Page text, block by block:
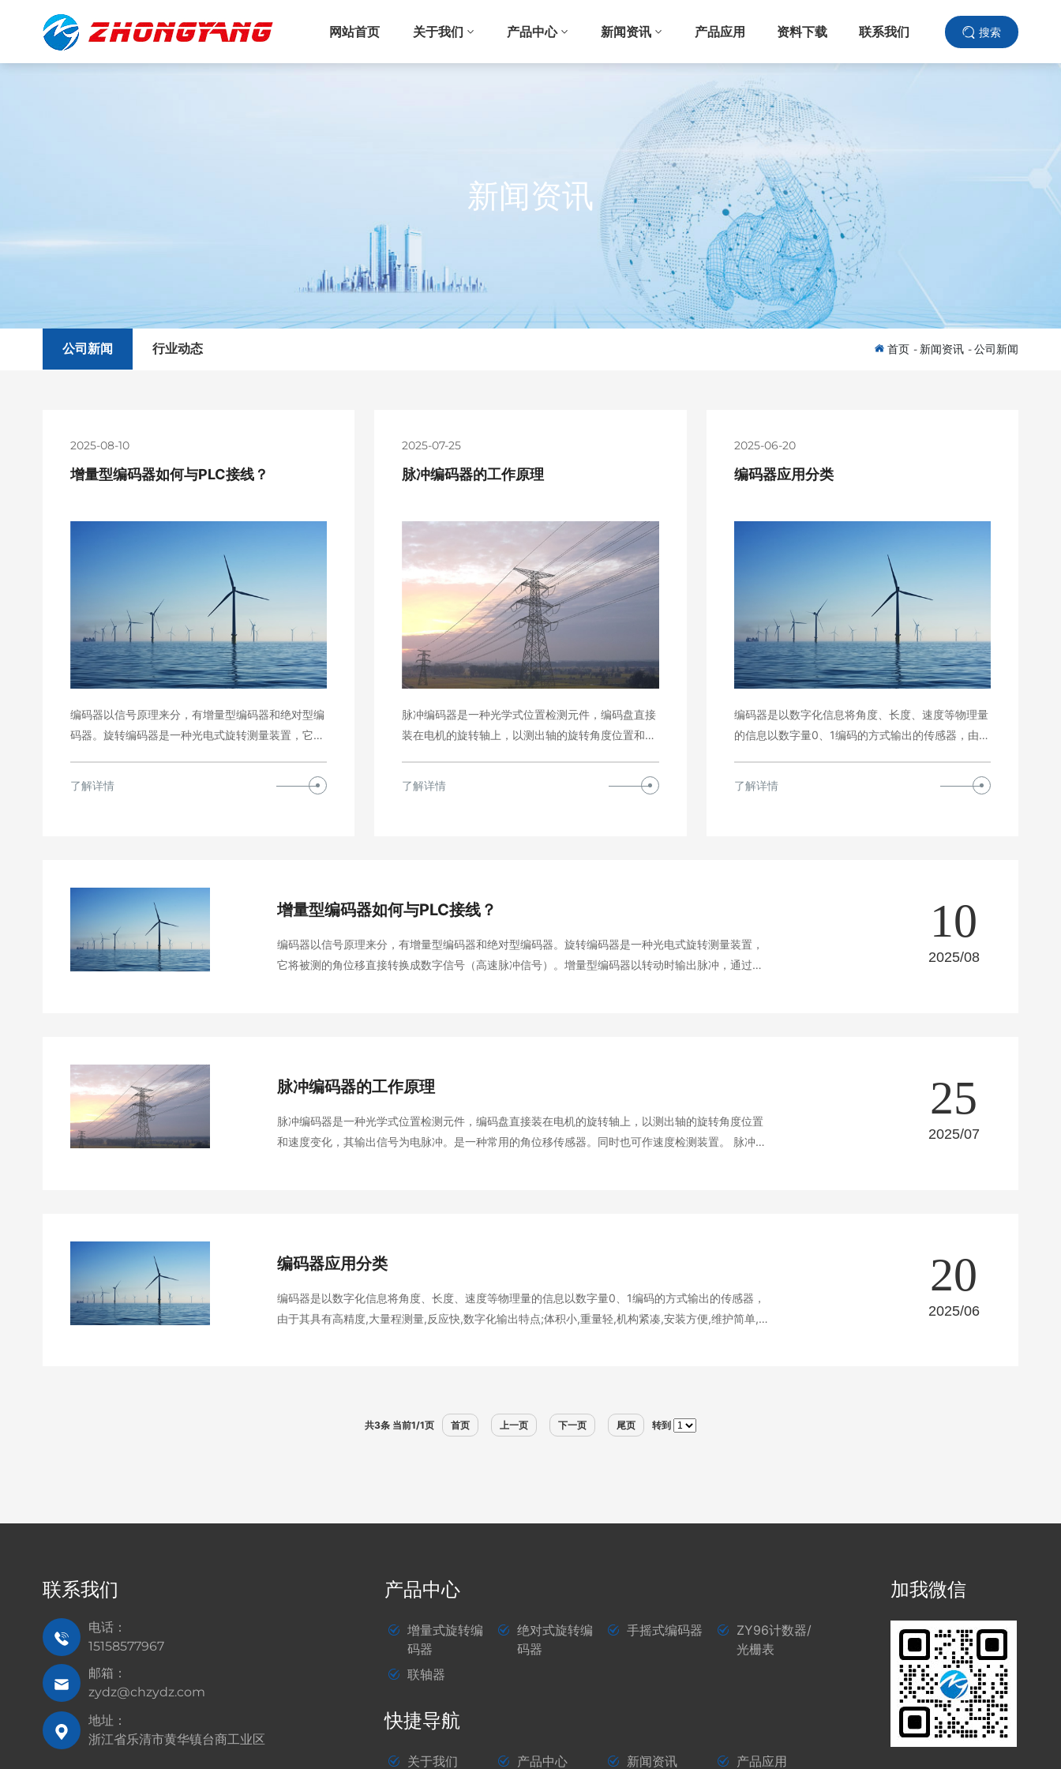
网站首页 关于我们 产品中心 新闻资讯 产品应用 资料下载 联系我们 搜索
新闻资讯
公司新闻 行业动态 首页 - 新闻资讯 - 公司新闻
2025-08-10
增量型编码器如何与PLC接线？
编码器以信号原理来分，有增量型编码器和绝对型编
码器。旋转编码器是一种光电式旋转测量装置，它将
了解详情
2025-07-25
脉冲编码器的工作原理
脉冲编码器是一种光学式位置检测元件，编码盘直接
装在电机的旋转轴上，以测出轴的旋转角度位置和速
了解详情
2025-06-20
编码器应用分类
编码器是以数字化信息将角度、长度、速度等物理量
的信息以数字量0、1编码的方式输出的传感器，由于
了解详情
增量型编码器如何与PLC接线？
编码器以信号原理来分，有增量型编码器和绝对型编码器。旋转编码器是一种光电式旋转测量装置，
它将被测的角位移直接转换成数字信号（高速脉冲信号）。增量型编码器以转动时输出脉冲，通过计
10
2025/08
脉冲编码器的工作原理
脉冲编码器是一种光学式位置检测元件，编码盘直接装在电机的旋转轴上，以测出轴的旋转角度位置
和速度变化，其输出信号为电脉冲。是一种常用的角位移传感器。同时也可作速度检测装置。 脉冲编
25
2025/07
编码器应用分类
编码器是以数字化信息将角度、长度、速度等物理量的信息以数字量0、1编码的方式输出的传感器，
由于其具有高精度,大量程测量,反应快,数字化输出特点;体积小,重量轻,机构紧凑,安装方便,维护简单,
20
2025/06
共3条 当前1/1页 首页 上一页 下一页 尾页 转到
联系我们
电话：
15158577967
邮箱：
zydz@chzydz.com
地址：
浙江省乐清市黄华镇台商工业区
产品中心
增量式旋转编
码器
绝对式旋转编
码器
手摇式编码器
ZY96计数器/
光栅表
联轴器
快捷导航
关于我们 产品中心 新闻资讯 产品应用
加我微信